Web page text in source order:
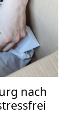
nach